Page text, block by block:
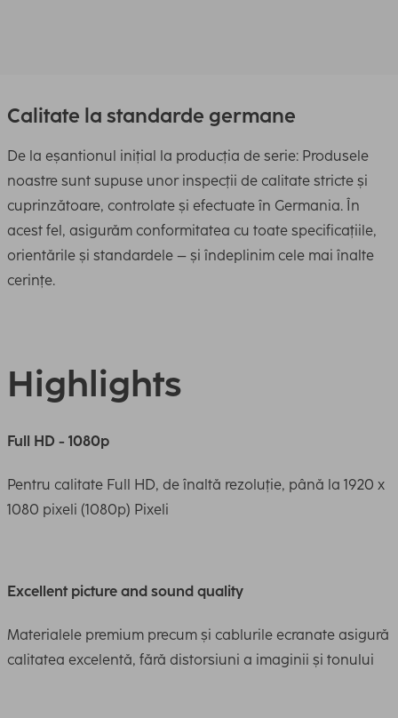
Calitate la standarde germane
De la eșantionul inițial la producția de serie: Produsele
noastre sunt supuse unor inspecții de calitate stricte și
cuprinzătoare, controlate și efectuate în Germania. În
acest fel, asigurăm conformitatea cu toate specificațiile,
orientările și standardele – și îndeplinim cele mai înalte
cerințe.
Highlights
Full HD - 1080p
Pentru calitate Full HD, de înaltă rezoluție, până la 1920 x
1080 pixeli (1080p) Pixeli
Excellent picture and sound quality
Materialele premium precum și cablurile ecranate asigură
calitatea excelentă, fără distorsiuni a imaginii și tonului